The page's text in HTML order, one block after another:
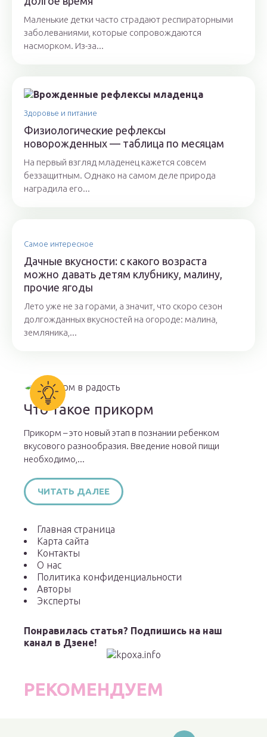
Маленькие детки часто страдают респираторными
заболеваниями, которые сопровождаются
насморком. Из-за...
Здоровье и питание
Физиологические рефлексы
новорожденных — таблица по месяцам
На первый взгляд младенец кажется совсем
беззащитным. Однако на самом деле природа
наградила его...
Самое интересное
Дачные вкусности: с какого возраста
можно давать детям клубнику, малину,
прочие ягоды
Лето уже не за горами, а значит, что скоро сезон
долгожданных вкусностей на огороде: малина,
земляника,...
Что такое прикорм
Прикорм – это новый этап в познании ребенком
вкусового разнообразия. Введение новой пищи
необходимо,...
ЧИТАТЬ ДАЛЕЕ
Главная страница
Карта сайта
Контакты
О нас
Политика конфиденциальности
Авторы
Эксперты
Понравилась статья? Подпишись на наш
канал в Дзене!
РЕКОМЕНДУЕМ